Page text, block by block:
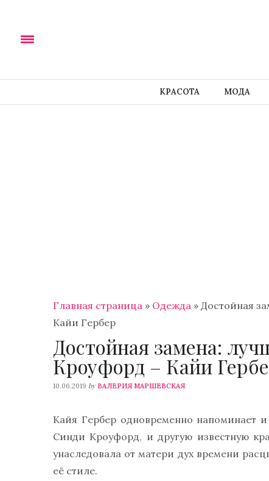
КРАСОТА МОДА
Главная страница » Одежда » Достойная
Кайи Гербер
Достойная замена:
Кроуфорд – Кайи
10.06.2019 by ВАЛЕРИЯ МАРШЕВСКАЯ
Кайя Гербер одновременно напоминает
Синди Кроуфорд, и другую известную
унаследовала от матери дух времени
её стиле.